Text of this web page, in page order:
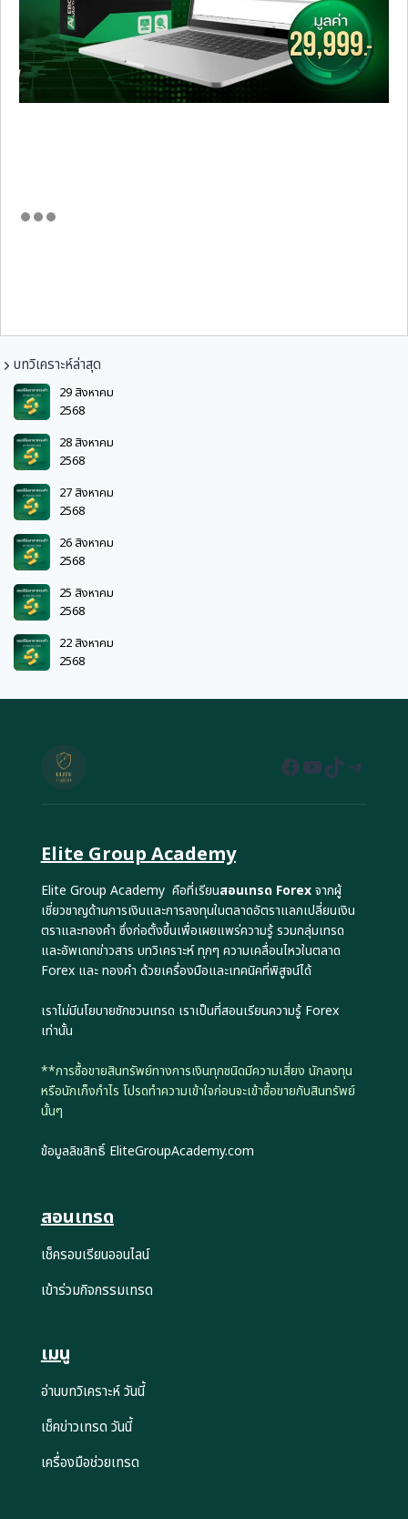
บทวิเคราะห์ล่าสุด
29 สิงหาคม
2568
28 สิงหาคม
2568
27 สิงหาคม
2568
26 สิงหาคม
2568
25 สิงหาคม
2568
22 สิงหาคม
2568
Facebook
YouTube
TikTok
Elite Group Academy
Elite Group Academy คือที่เรียนสอนเทรด Forexจากผู้
เชี่ยวชาญด้านการเงินและการลงทุนในตลาดอัตราแลกเปลี่ยนเงิน
ตราและทองคำ ซึ่งก่อตั้งขึ้นเพื่อเผยแพร่ความรู้ รวมกลุ่มเทรด
และอัพเดทข่าวสาร บทวิเคราะห์ ทุกๆ ความเคลื่อนไหวในตลาด
Forex และ ทองคำ ด้วยเครื่องมือและเทคนิคที่พิสูจน์ได้
เราไม่มีนโยบายชักชวนเทรด เราเป็นที่สอนเรียนความรู้ Forex
เท่านั้น
**การซื้อขายสินทรัพย์ทางการเงินทุกชนิดมีความเสี่ยง นักลงทุน
หรือนักเก็งกำไร โปรดทำความเข้าใจก่อนจะเข้าซื้อขายกับสินทรัพย์
นั้นๆ
ข้อมูลลิขสิทธิ์ EliteGroupAcademy.com
สอนเทรด
เช็ครอบเรียนออนไลน์
เข้าร่วมกิจกรรมเทรด
เมนู
อ่านบทวิเคราะห์ วันนี้
เช็คข่าวเทรด วันนี้
เครื่องมือช่วยเทรด